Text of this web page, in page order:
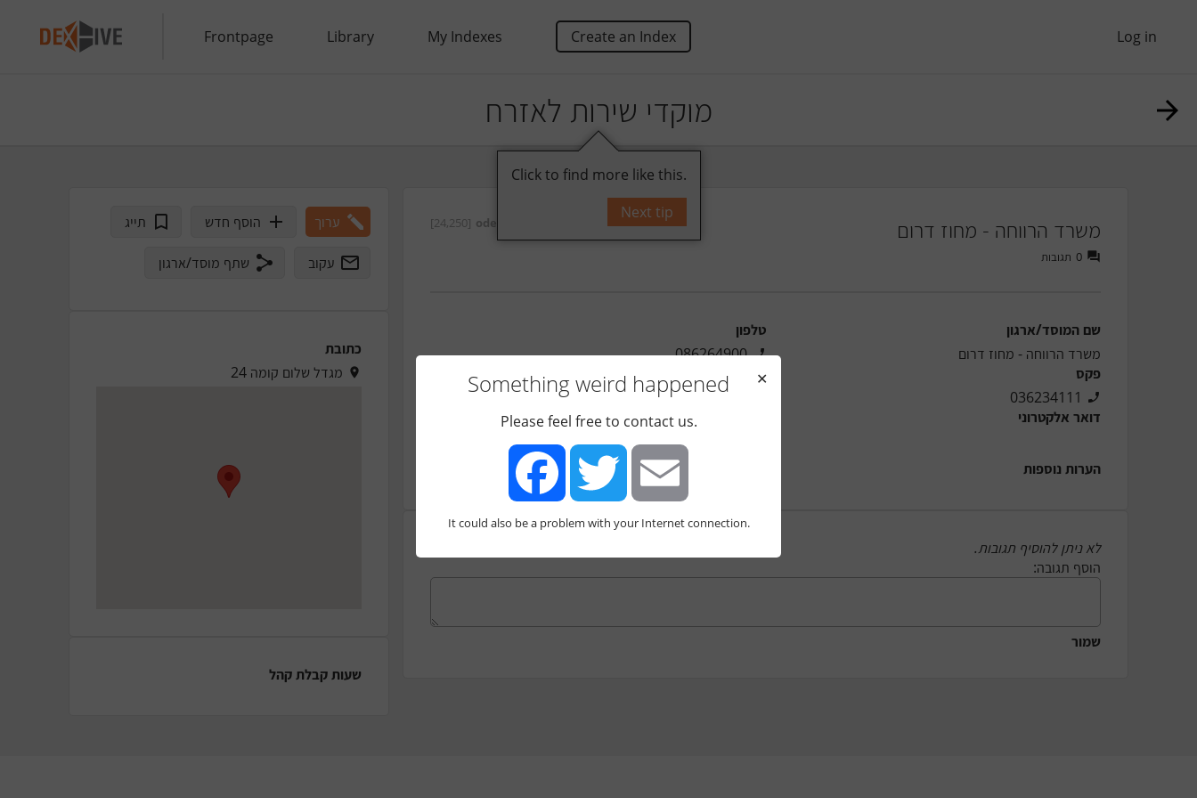
Frontpage Library My Indexes Create an Index Log in
מוקדי שירות לאזרח
משרד הרווחה - מחוז דרום oded
[24,250]
0 תגובות
שם המוסד/ארגון
משרד הרווחה - מחוז דרום
טלפון
086264900
פקס
036234111
אתר
דואר אלקטרוני
הערות נוספות
לא ניתן להוסיף תגובות.
הוסף תגובה:
שמור
ערוך הוסף חדש תייג
עקוב שתף מוסד/ארגון
כתובת
מגדל שלום קומה 24
שעות קבלת קהל
Something weird happened ✕
Please feel free to contact us.
FacebookTwitter Email
It could also be a problem with your Internet connection.
Click to find more like this.
Next tip